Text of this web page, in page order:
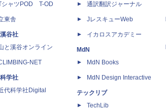
シャツPOD T-OD
東舎
谷社
と溪谷オンライン
NET
学社
代科学社Digital
通訳翻訳ジャーナル
JレスキューWeb
イカロスアカデミー
MdN
MdN Books
MdN Design Interactive
テックリブ
TechLib